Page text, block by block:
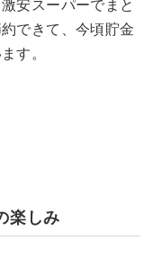
安スーパーでまと
できて、今頃貯金
す。
楽しみ